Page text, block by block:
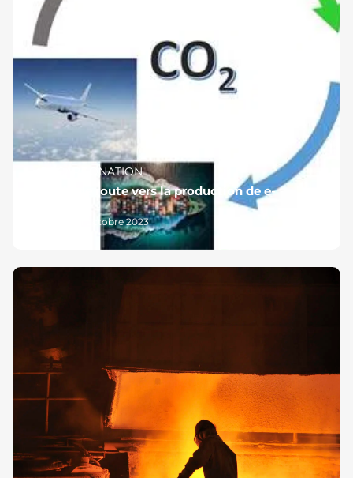
#DÉCARBONATION
Feuille de route vers la production de e-
Publié le 31 octobre 2023